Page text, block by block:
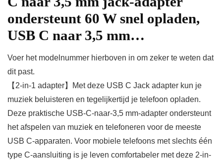
ondersteunt 60 W snel opladen,
USB C naar 3,5 mm…
Voer het modelnummer hierboven in om zeker te weten dat
dit past.
【2-in-1 adapter】Met deze USB C Jack adapter kun je
muziek beluisteren en tegelijkertijd je telefoon opladen.
Deze praktische USB-C-naar-3,5 mm-adapter ondersteunt
het afspelen van muziek en telefoneren voor de meeste
USB C-apparaten. Voor mobiele telefoons met slechts één
type C-aansluiting is je leven comfortabeler met deze 2-in-